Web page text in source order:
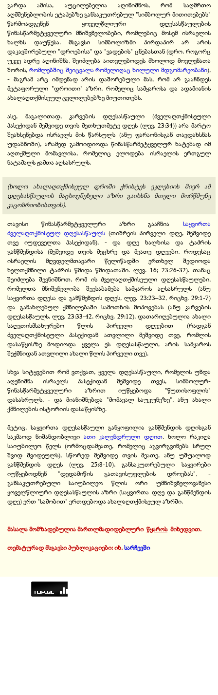
გარდა ამისა, აუცილებელია აღინიშნოს, რომ საღმრთო
აღმშენებლობის ეტაპებზე განსაკუთრებულ "სიმბოლურ მითითებებს"
წარმოადგენენ ყოველწლიური დღესასწაულების
წინასწარმეტყველური მნიშვნელობები, რომლებიც მოსემ ისრაელის
ხალხს დაუწესა. მსგავსი სიმბოლიზმი პირდაპირ არ არის
დაკავშირებული "დროებისა" და "ვადების" ცნებასთან (დრო, როგორც
უკვე ადრე აღინიშნა, შეიძლება აითვლებოდეს მხოლოდ მოვლენათა
შორის, რომლებშიც შეიცვალა რომელიღაც ხილული მდგომარეობანი),
- მაგრამ არც იმდენად არის დაშორებული მას, რომ არ გააჩნდეს
მეტაფორული "დროითი" აზრი, რომელიც სამყაროსა და ადამიანის
ახალაღთქმისეულ ცვლილებებზე მიუთითებს.
ასე, მაგალითად, კარვების დღესასწაული (ძველაღთქმისეული
პასექიდან მეშვიდე თვის მეთხუთმეტე დღეს (ლევ. 23:34)) არა მარტო
შეახსენებდა ისრაელს მის წარსულს (ანუ ფარაონისგან თავდახსნას
უდაბნოში), არამედ გამოიდიოდა წინასწარმეტყველურ ხატებად იმ
აღთქმული მომავლისა, რომელიც ელოდება ისრაელის ერთგულ
ნატამალს ჟამთა აღსასრულს.
(ხოლო ახალაღთქმისეულ დროში ქრისტეს ეკლესიის მიერ ამ
დღესასწაულის მაცხოვნებელი აზრი გაიხსნა მთელი მორწმუნე
კაცობრიობისთვის).
თავისი წინასწარმეტყველური აზრი გააჩნია საყვირთა
ძველაღთქმისეულ დღესასწაულს (თიშრეის პირველი დღე, მეშვიდე
თვე იუდეველთა პასექიდან), - და დღე ხალხისა და ტაძრის
განწმენდისა (მეშვიდე თვის მეცხრე და მეათე დღეები, როდესაც
ისრაელის მღვდელმთავარი წელიწადში ერთხელ შედიოდა
ხელთქმნილი ტაძრის წმიდა წმიდათაში. ლევ. 16; 23:26-32). თანაც
შეიძლება შევნიშნოთ, რომ ის ძველაღთქმისეული დღესასწაულები,
რომელთა მნიშვნელობა შეესაბამება სამყაროს აღსასრულს (ანუ
საყვირთა დღესა და განწმენდის დღეს, ლევ. 23:23–32, რიცხვ. 29:1-7)
და განახლებულ ქმნილებაში სამოთხის მოპოვებას (ანუ კარვების
დღესასწაულს, ლევ. 23:33-42, რიცხვ. 29:12), დათარიღებულია ახალი
საღვთისმსახურებო წლის პირველი დღეებით (რადგან
ძველაღთქმისეული პასექიდან ათვლილი მეშვიდე თვე, რომლის
დასაწყისზე მოდიოდა ყველა ეს დღესასწაული, არის სამყაროს
შექმნიდან ათვლილი ახალი წლის პირველი თვე).
სხვა სიტყვებით რომ ვთქვათ, ყველა დღესასწაული, რომელის უნდა
აღენიშნა ისრაელს პასექიდან მეშვიდე თვეს, სიმბოლურ-
წინასწარმეტყველური აზრით იუწყებოდა "წუთისოფლის"
დასასრულს, - და მიანიშნებდა "მომავალ საუკუნეზე", ანუ ახალი
ქმნილების ისტორიის დასაწყისზე.
მეტიც, საყვირთა დღესასწაული განყოფილია განწმენდის დღისგან
საკმაოდ ნიშანდობლივი ათი კალენდრული დღით. ხოლო რაკიღა
საიუბილეო წელს (ორმოცდამეათე, რომელიც აგვირგვინებს სრულ
შვიდ შვიდეულს), სწორედ მეშვიდე თვის მეათე, ანუ უშუალოდ
განწმენდის დღეს (ლევ. 25:8-10), განსაკუთრებული საყვირები
იუწყებოდნენ "დედამიწის გათავისუფლების დროებას", -
განსაკუთრებული საიუბილეო წლის ორი უმნიშვნელოვანესი
ყოველწლიური დღესასწაულის აზრი (საყვირთა დღე და განწმენდის
დღე) ერთ "სამობით" ერთდებოდა ახალაღთქმისეულ აზრში.
მასალა მომზადებულია მართლმადიდებლური წყაროს. მიხედვით.
თემატურად მსგავსი პუბლიკაციები: იხ.სარჩევში